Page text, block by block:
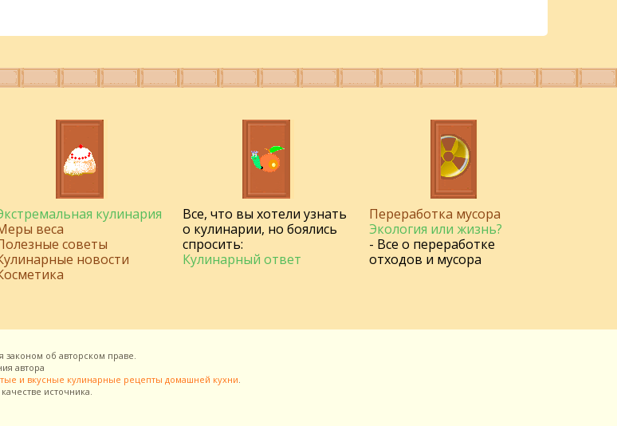
кулинария
веса
советы
новости
Все, что вы хотели узнать
о кулинарии, но боялись
спросить:
Кулинарный ответ
Переработка мусора
Экология или жизнь?
- Все о переработке
отходов и мусора
законом об авторском праве.
автора
и вкусные кулинарные рецепты домашней кухни.
качестве источника.